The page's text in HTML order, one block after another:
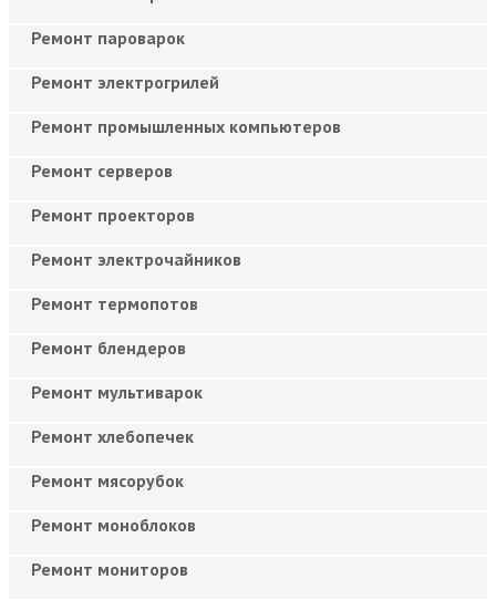
Ремонт пароварок
Ремонт электрогрилей
Ремонт промышленных компьютеров
Ремонт серверов
Ремонт проекторов
Ремонт электрочайников
Ремонт термопотов
Ремонт блендеров
Ремонт мультиварок
Ремонт хлебопечек
Ремонт мясорубок
Ремонт моноблоков
Ремонт мониторов